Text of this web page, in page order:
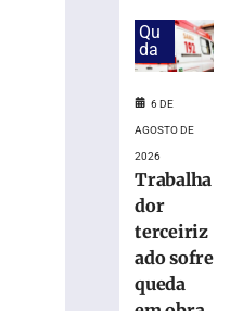
setembro
Qu
da
6 DE
AGOSTO DE
2026
Trabalha
dor
terceiriz
ado sofre
queda